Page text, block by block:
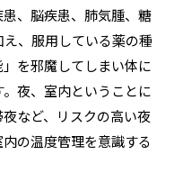
、脳疾患、肺気腫、糖
、服用している薬の種
を邪魔してしまい体に
夜、室内ということに
など、リスクの高い夜
の温度管理を意識する